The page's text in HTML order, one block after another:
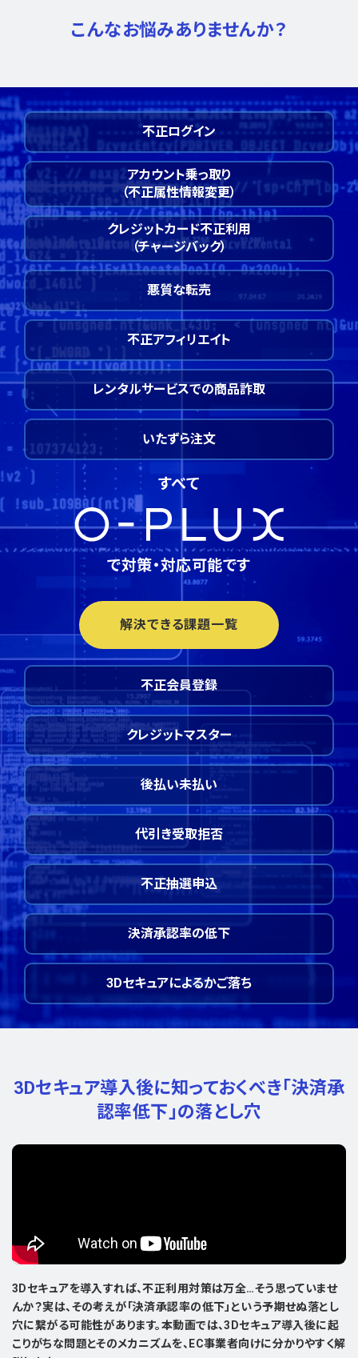
こんなお悩みありませんか？
不正ログイン
アカウント乗っ取り
（不正属性情報変更）
クレジットカード不正利用
（チャージバック）
悪質な転売
不正アフィリエイト
レンタルサービスでの商品詐取
いたずら注文
すべて
で対策・対応可能です
解決できる課題一覧
不正会員登録
クレジットマスター
後払い未払い
代引き受取拒否
不正抽選申込
決済承認率の低下
3Dセキュアによるかご落ち
3Dセキュア導入後に知っておくべき「決済承
認率低下」の落とし穴
3Dセキュアを導入すれば、不正利用対策は万全…そう思っていませ
んか？実は、その考えが「決済承認率の低下」という予期せぬ落とし
穴に繋がる可能性があります。本動画では、3Dセキュア導入後に起
こりがちな問題とそのメカニズムを、EC事業者向けに分かりやすく解